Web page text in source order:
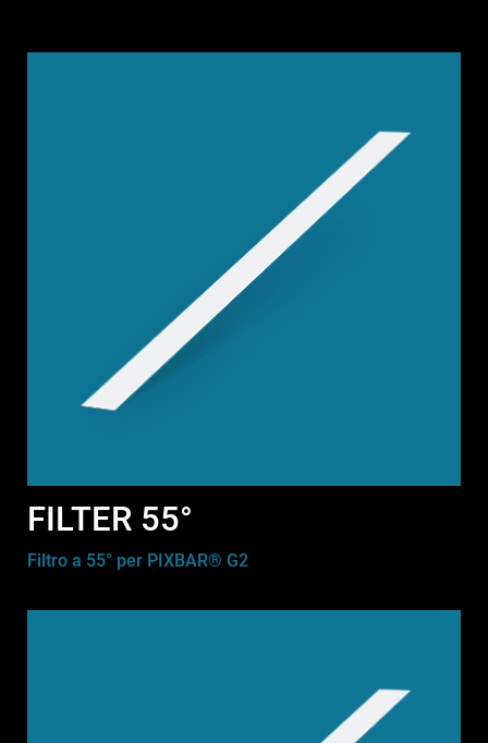
FILTER 55°
Filtro a 55° per PIXBAR® G2